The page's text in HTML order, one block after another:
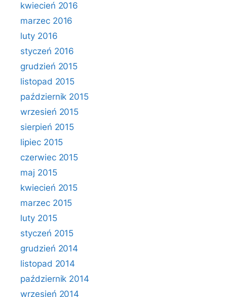
kwiecień 2016
marzec 2016
luty 2016
styczeń 2016
grudzień 2015
listopad 2015
październik 2015
wrzesień 2015
sierpień 2015
lipiec 2015
czerwiec 2015
maj 2015
kwiecień 2015
marzec 2015
luty 2015
styczeń 2015
grudzień 2014
listopad 2014
październik 2014
wrzesień 2014